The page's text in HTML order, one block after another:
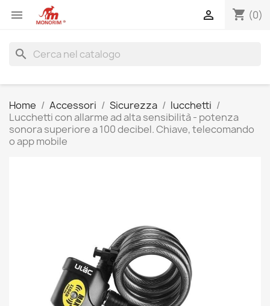
 shopping_cart (0)

search
Home Accessori Sicurezza
lucchetti
Lucchetti con allarme ad alta sensibilità - potenza
sonora superiore a 100 decibel. Chiave, telecomando
o app mobile